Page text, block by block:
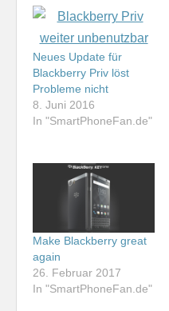
Neues Update für
Blackberry Priv löst
Probleme nicht
8. Juni 2016
In "SmartPhoneFan.de"
Make Blackberry great
again
26. Februar 2017
In "SmartPhoneFan.de"